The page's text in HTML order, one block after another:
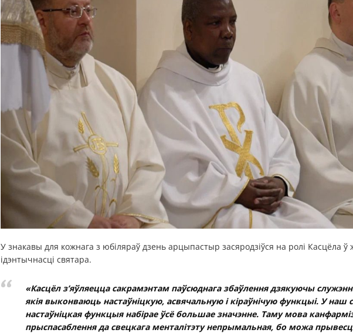
У знакавы для кожнага з юбіляраў дзень арцыпастыр засяродзіўся на ролі Касцёла ў
ідэнтычнасці святара.
«Касцёл з’яўляецца сакрамэнтам паўсюднага збаўлення дзякуючы
якія выконваюць настаўніцкую, асвячальную і кіраўнічую функцыі. У наш
настаўніцкая функцыя набірае ўсё большае значэнне. Таму мова
прыспасаблення да свецкага менталітэту непрымальная, бо можа